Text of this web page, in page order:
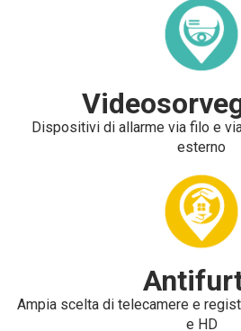
Dispositivi di allarme via filo e
esterno
Ampia scelta di telecamere e
e HD